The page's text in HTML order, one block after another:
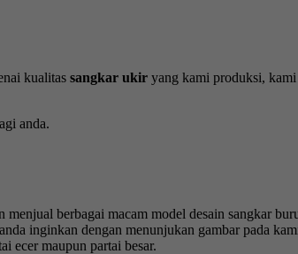
kualitas sangkar ukir yang kami produksi,
anda.
berbagai macam model desain sangkar
inginkan dengan menunjukan gambar pada
ecer maupun partai besar.